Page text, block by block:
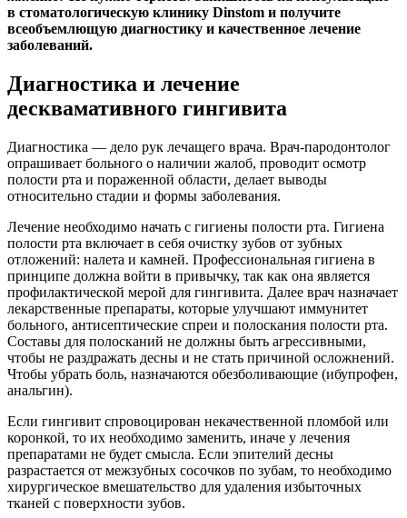
в стоматологическую клинику Dinstom и получите
всеобъемлющую диагностику и качественное лечение
заболеваний.
Диагностика и лечение
десквамативного гингивита
Диагностика — дело рук лечащего врача. Врач-пародонтолог
опрашивает больного о наличии жалоб, проводит осмотр
полости рта и пораженной области, делает выводы
относительно стадии и формы заболевания.
Лечение необходимо начать с гигиены полости рта. Гигиена
полости рта включает в себя очистку зубов от зубных
отложений: налета и камней. Профессиональная гигиена в
принципе должна войти в привычку, так как она является
профилактической мерой для гингивита. Далее врач назначает
лекарственные препараты, которые улучшают иммунитет
больного, антисептические спреи и полоскания полости рта.
Составы для полосканий не должны быть агрессивными,
чтобы не раздражать десны и не стать причиной осложнений.
Чтобы убрать боль, назначаются обезболивающие (ибупрофен,
анальгин).
Если гингивит спровоцирован некачественной пломбой или
коронкой, то их необходимо заменить, иначе у лечения
препаратами не будет смысла. Если эпителий десны
разрастается от межзубных сосочков по зубам, то необходимо
хирургическое вмешательство для удаления избыточных
тканей с поверхности зубов.